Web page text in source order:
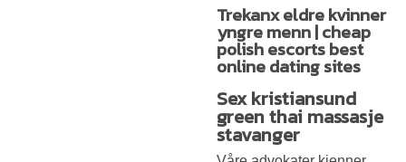
Trekanx eldre kvinner
yngre menn | cheap
polish escorts best
online dating sites
Sex kristiansund
green thai massasje
stavanger